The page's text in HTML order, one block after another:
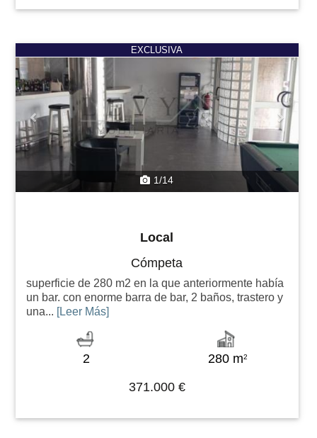
EXCLUSIVA
1/14
Local
Cómpeta
superficie de 280 m2 en la que anteriormente había
un bar. con enorme barra de bar, 2 baños, trastero y
una... [Leer Más]
2 280 m2
371.000 €